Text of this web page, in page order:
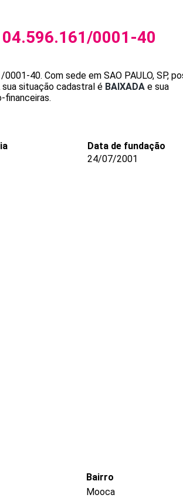
04.596.161/0001-40
0001-40. Com sede em SAO PAULO, SP,
sua situação cadastral é BAIXADA e sua
financeiras.
Data de fundação
24/07/2001
Bairro
Mooca